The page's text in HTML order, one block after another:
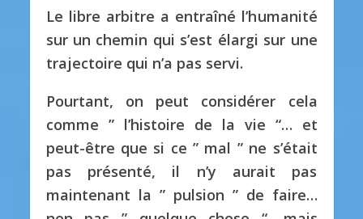
Le libre arbitre a entraîné l’humanité
sur un chemin qui s’est élargi sur une
trajectoire qui n’a pas servi.
Pourtant, on peut considérer cela
comme ” l’histoire de la vie “… et
peut-être que si ce ” mal ” ne s’était
pas présenté, il n’y aurait pas
maintenant la ” pulsion ” de faire…